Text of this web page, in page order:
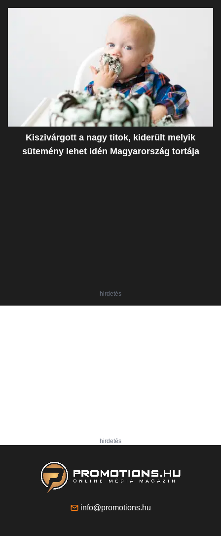
Kiszivárgott a nagy titok, kiderült melyik
sütemény lehet idén Magyarország tortája
hirdetés
hirdetés
info@promotions.hu